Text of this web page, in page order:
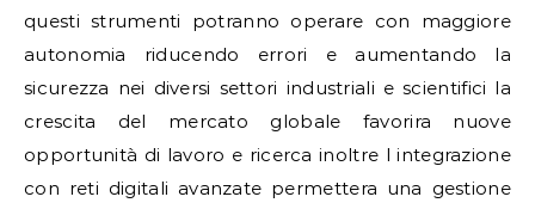
questi strumenti potranno operare con maggiore
autonomia riducendo errori e aumentando la
sicurezza nei diversi settori industriali e scientifici la
crescita del mercato globale favorira nuove
opportunità di lavoro e ricerca inoltre l integrazione
con reti digitali avanzate permettera una gestione